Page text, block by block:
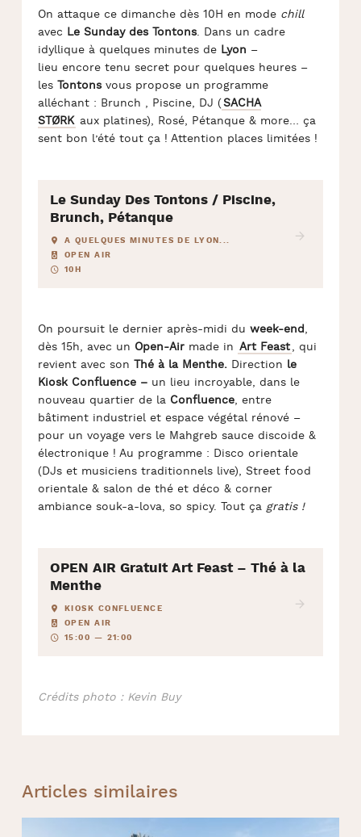
On attaque ce dimanche dès 10H en mode chill
avec Le Sunday des Tontons. Dans un cadre
idyllique à quelques minutes de Lyon –
lieu encore tenu secret pour quelques heures –
les Tontonsvous propose un programme
alléchant : Brunch , Piscine, DJ (SACHA
STØRK aux platines), Rosé, Pétanque & more… ça
sent bon l’été tout ça ! Attention places limitées !
Le Sunday Des Tontons / Piscine,
Brunch, Pétanque
A QUELQUES MINUTES DE LYON...
OPEN AIR
10H
On poursuit le dernier après-midi du week-end,
dès 15h, avec un Open-Airmade in Art Feast, qui
revient avec son Thé à la Menthe. Direction le
Kiosk Confluence – un lieu incroyable, dans le
nouveau quartier de la Confluence, entre
bâtiment industriel et espace végétal rénové –
pour un voyage vers le Mahgreb sauce discoide &
électronique ! Au programme : Disco orientale
(DJs et musiciens traditionnels live), Street food
orientale & salon de thé et déco & corner
ambiance souk-a-lova, so spicy. Tout ça gratis !
OPEN AIR Gratuit Art Feast – Thé à la
Menthe
KIOSK CONFLUENCE
OPEN AIR
15:00 — 21:00
Crédits photo : Kevin Buy
Articles similaires